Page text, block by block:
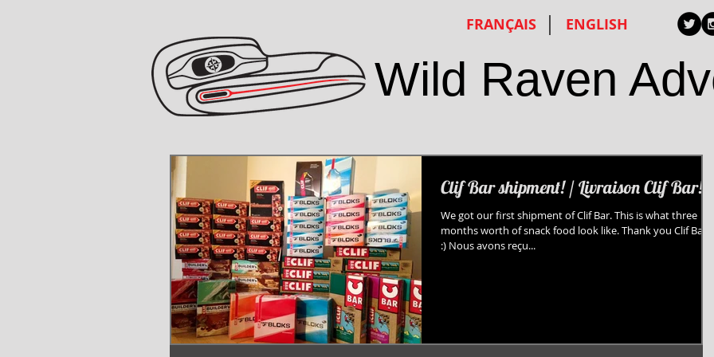
FRANÇAIS ENGLISH
Wild Raven
Clif Bar shipment! / Livraison Clif Bar!
We got our first shipment of Clif Bar. This is what three
months worth of snack food look like. Thank you Clif Bar!!!
:) Nous avons reçu...